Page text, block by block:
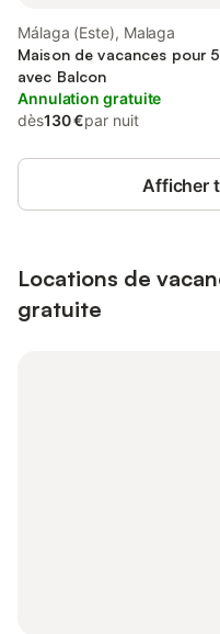
Málaga (Este), Malaga
Maison de vacances pour
avec Balcon
Annulation gratuite
dès130 €par nuit
Afficher
Locations de
gratuite